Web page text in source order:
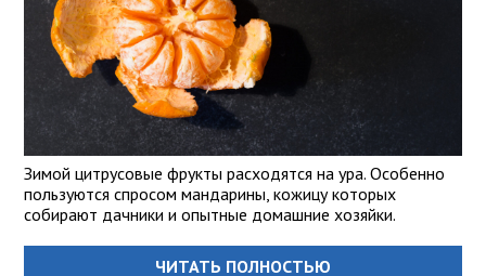
Зимой цитрусовые фрукты расходятся на ура. Особенно
пользуются спросом мандарины, кожицу которых
собирают дачники и опытные домашние хозяйки.
ЧИТАТЬ ПОЛНОСТЬЮ